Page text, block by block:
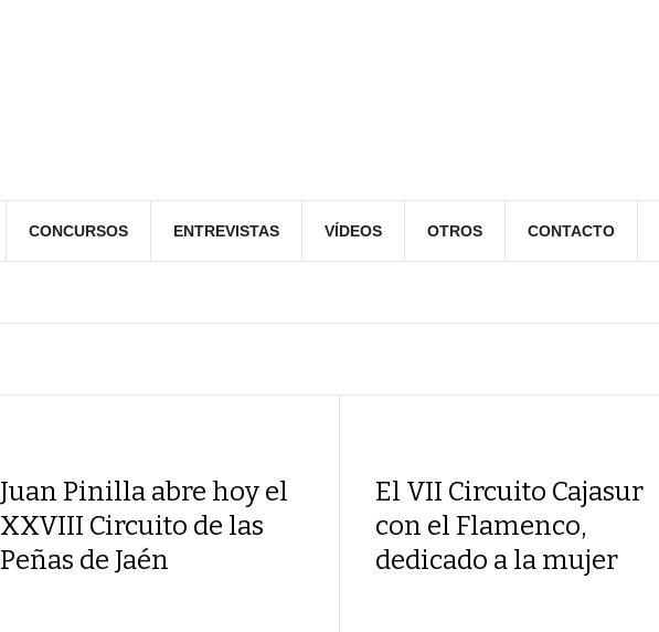
CONCURSOS ENTREVISTAS VÍDEOS OTROS CONTACTO
Juan Pinilla abre hoy el
XXVIII Circuito de las
Peñas de Jaén
El VII Circuito Cajasur
con el Flamenco,
dedicado a la mujer